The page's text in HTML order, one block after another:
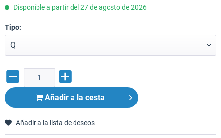
Disponible a partir del 27 de agosto de 2026
Tipo:
Añadir a la cesta
Añadir a la lista de deseos